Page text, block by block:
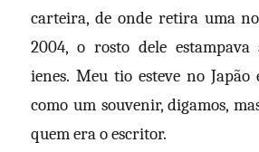
carteira, de onde retira uma
2004, o rosto dele
ienes. Meu tio esteve no Japão
como um souvenir, digamos,
quem era o escritor.